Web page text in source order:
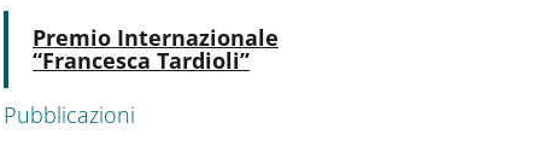
Premio Internazionale
“Francesca Tardioli”
Pubblicazioni